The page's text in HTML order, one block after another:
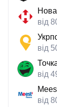
від
від
від
від